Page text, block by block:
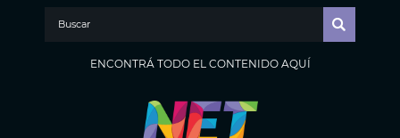
ENCONTRÁ TODO EL CONTENIDO AQUÍ